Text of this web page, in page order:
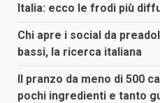
Italia: ecco le frodi più
Chi apre i social da
bassi, la ricerca italiana
Il pranzo da meno di 500
pochi ingredienti e tanto